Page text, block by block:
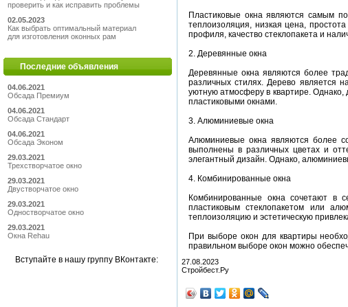
проверить и как исправить проблемы
02.05.2023
Как выбрать оптимальный материал
для изготовления оконных рам
Последние объявления
04.06.2021
Обсада Премиум
04.06.2021
Обсада Стандарт
04.06.2021
Обсада Эконом
29.03.2021
Трехстворчатое окно
29.03.2021
Двустворчатое окно
29.03.2021
Одностворчатое окно
29.03.2021
Окна Rehau
Вступайте в нашу группу ВКонтакте:
Пластиковые окна являются самым
теплоизоляция, низкая цена,
профиля, качество стеклопакета и
2. Деревянные окна
Деревянные окна являются более
различных стилях. Дерево является
уютную атмосферу в квартире.
пластиковыми окнами.
3. Алюминиевые окна
Алюминиевые окна являются более
выполнены в различных цветах и
элегантный дизайн. Однако,
4. Комбинированные окна
Комбинированные окна сочетают в
пластиковым стеклопакетом или
теплоизоляцию и эстетическую
При выборе окон для квартиры
правильном выборе окон можно
27.08.2023
Стройбест.Ру